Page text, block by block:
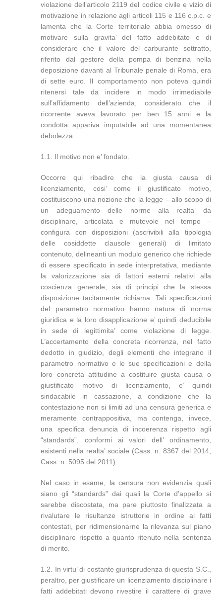
violazione dell’articolo 2119 del codice civile e vizio di
motivazione in relazione agli articoli 115 e 116 c.p.c. e
lamenta che la Corte territoriale abbia omesso di
motivare sulla gravita’ del fatto addebitato e di
considerare che il valore del carburante sottratto,
riferito dal gestore della pompa di benzina nella
deposizione davanti al Tribunale penale di Roma, era
di sette euro. Il comportamento non poteva quindi
ritenersi tale da incidere in modo irrimediabile
sull’affidamento dell’azienda, considerato che il
ricorrente aveva lavorato per ben 15 anni e la
condotta appariva imputabile ad una momentanea
debolezza.
1.1. Il motivo non e’ fondato.
Occorre qui ribadire che la giusta causa di
licenziamento, cosi’ come il giustificato motivo,
costituiscono una nozione che la legge – allo scopo di
un adeguamento delle norme alla realta’ da
disciplinare, articolata e mutevole nel tempo –
configura con disposizioni (ascrivibili alla tipologia
delle cosiddette clausole generali) di limitato
contenuto, delineanti un modulo generico che richiede
di essere specificato in sede interpretativa, mediante
la valorizzazione sia di fattori esterni relativi alla
coscienza generale, sia di principi che la stessa
disposizione tacitamente richiama. Tali specificazioni
del parametro normativo hanno natura di norma
giuridica e la loro disapplicazione e’ quindi deducibile
in sede di legittimita’ come violazione di legge.
L’accertamento della concreta ricorrenza, nel fatto
dedotto in giudizio, degli elementi che integrano il
parametro normativo e le sue specificazioni e della
loro concreta attitudine a costituire giusta causa o
giustificato motivo di licenziamento, e’ quindi
sindacabile in cassazione, a condizione che la
contestazione non si limiti ad una censura generica e
meramente contrappositiva, ma contenga, invece,
una specifica denuncia di incoerenza rispetto agli
“standards”, conformi ai valori dell’ ordinamento,
esistenti nella realta’ sociale (Cass. n. 8367 del 2014,
Cass. n. 5095 del 2011).
Nel caso in esame, la censura non evidenzia quali
siano gli “standards” dai quali la Corte d’appello si
sarebbe discostata, ma pare piuttosto finalizzata a
rivalutare le risultanze istruttorie in ordine ai fatti
contestati, per ridimensionarne la rilevanza sul piano
disciplinare rispetto a quanto ritenuto nella sentenza
di merito.
1.2. In virtu’ di costante giurisprudenza di questa S.C.,
peraltro, per giustificare un licenziamento disciplinare i
fatti addebitati devono rivestire il carattere di grave